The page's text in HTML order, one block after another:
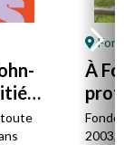
toute
À
à la
Fondé
2003,